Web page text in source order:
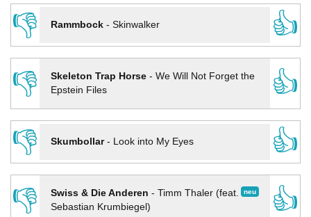
👎
Rammbock- Skinwalker
👍
👎
Skeleton Trap Horse- We Will Not Forget the
Epstein Files
👍
👎
Skumbollar- Look into My Eyes
👍
👎
neu
Swiss & Die Anderen - Timm Thaler (feat.
Sebastian Krumbiegel)
👍